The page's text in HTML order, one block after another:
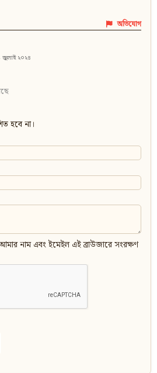
অভিযোগ
জুলাই ২০২৪
হবে না।
নাম এবং ইমেইল এই ব্রাউজারে সংরক্ষণ